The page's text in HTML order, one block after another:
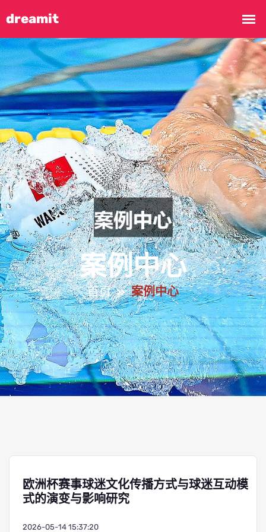
案例中心
首页 案例中心
欧洲杯赛事球迷文化传播方式与球迷互动模
式的演变与影响研究
2026-05-14 15:37:20